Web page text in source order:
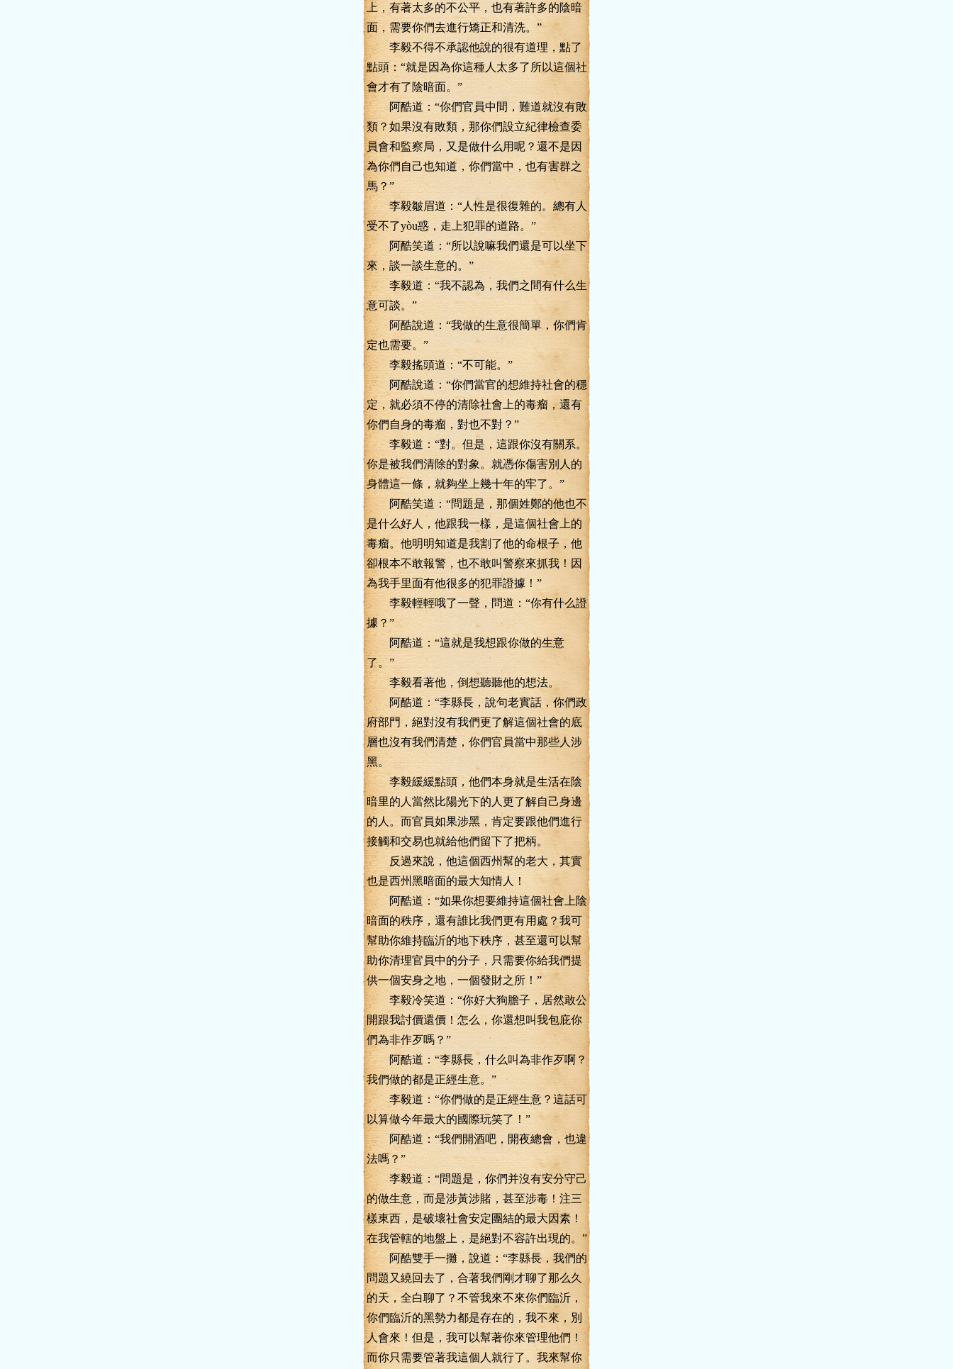
上，有著太多的不公平，也有著許多的陰暗
面，需要你們去進行矯正和清洗。”
李毅不得不承認他說的很有道理，點了
點頭：“就是因為你這種人太多了所以這個社
會才有了陰暗面。”
阿酷道：“你們官員中間，難道就沒有敗
類？如果沒有敗類，那你們設立紀律檢查委
員會和監察局，又是做什么用呢？還不是因
為你們自己也知道，你們當中，也有害群之
馬？”
李毅皺眉道：“人性是很復雜的。總有人
受不了yòu惑，走上犯罪的道路。”
阿酷笑道：“所以說嘛我們還是可以坐下
來，談一談生意的。”
李毅道：“我不認為，我們之間有什么生
意可談。”
阿酷說道：“我做的生意很簡單，你們肯
定也需要。”
李毅搖頭道：“不可能。”
阿酷說道：“你們當官的想維持社會的穩
定，就必須不停的清除社會上的毒瘤，還有
你們自身的毒瘤，對也不對？”
李毅道：“對。但是，這跟你沒有關系。
你是被我們清除的對象。就憑你傷害別人的
身體這一條，就夠坐上幾十年的牢了。”
阿酷笑道：“問題是，那個姓鄭的他也不
是什么好人，他跟我一樣，是這個社會上的
毒瘤。他明明知道是我割了他的命根子，他
卻根本不敢報警，也不敢叫警察來抓我！因
為我手里面有他很多的犯罪證據！”
李毅輕輕哦了一聲，問道：“你有什么證
據？”
阿酷道：“這就是我想跟你做的生意
了。”
李毅看著他，倒想聽聽他的想法。
阿酷道：“李縣長，說句老實話，你們政
府部門，絕對沒有我們更了解這個社會的底
層也沒有我們清楚，你們官員當中那些人涉
黑。
李毅緩緩點頭，他們本身就是生活在陰
暗里的人當然比陽光下的人更了解自己身邊
的人。而官員如果涉黑，肯定要跟他們進行
接觸和交易也就給他們留下了把柄。
反過來說，他這個西州幫的老大，其實
也是西州黑暗面的最大知情人！
阿酷道：“如果你想要維持這個社會上陰
暗面的秩序，還有誰比我們更有用處？我可
幫助你維持臨沂的地下秩序，甚至還可以幫
助你清理官員中的分子，只需要你給我們提
供一個安身之地，一個發財之所！”
李毅冷笑道：“你好大狗膽子，居然敢公
開跟我討價還價！怎么，你還想叫我包庇你
們為非作歹嗎？”
阿酷道：“李縣長，什么叫為非作歹啊？
我們做的都是正經生意。”
李毅道：“你們做的是正經生意？這話可
以算做今年最大的國際玩笑了！”
阿酷道：“我們開酒吧，開夜總會，也違
法嗎？”
李毅道：“問題是，你們并沒有安分守己
的做生意，而是涉黃涉賭，甚至涉毒！注三
樣東西，是破壞社會安定團結的最大因素！
在我管轄的地盤上，是絕對不容許出現的。”
阿酷雙手一攤，說道：“李縣長，我們的
問題又繞回去了，合著我們剛才聊了那么久
的天，全白聊了？不管我來不來你們臨沂，
你們臨沂的黑勢力都是存在的，我不來，別
人會來！但是，我可以幫著你來管理他們！
而你只需要管著我這個人就行了。我來幫你